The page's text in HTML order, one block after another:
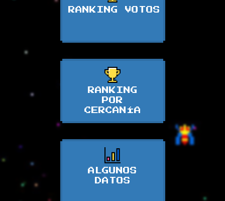
RANKING VOTOS
RANKING
POR
CERCANÍA
ALGUNOS
DATOS